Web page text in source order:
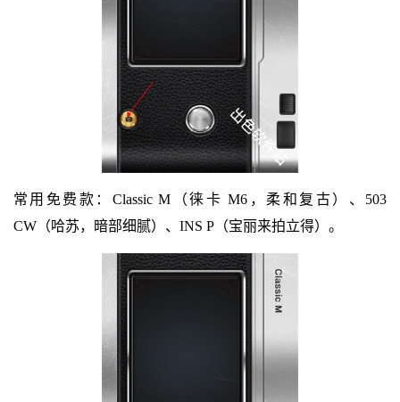
常用免费款：Classic M（徕卡 M6，柔和复古）、503
CW（哈苏，暗部细腻）、INS P（宝丽来拍立得）。